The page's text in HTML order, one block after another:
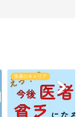
医者のキャリア